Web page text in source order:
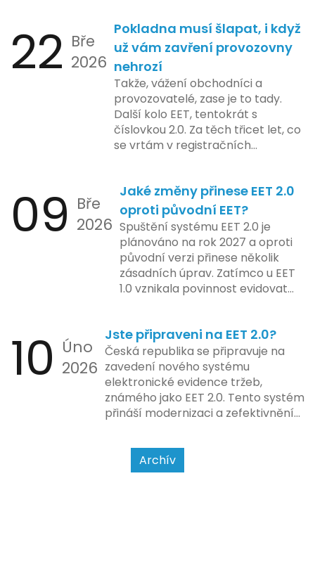
plánovaná na první pololetí
následujícího roku, je zaměřena
na školení a edukaci uživatelů,
včetně přípravy materiálů a
školení pro zaměstnavatele a
účetní firmy. V této fázi dojde
také k oficiálnímu spuštění
systému pro vybrané segmenty
podnikání. Třetí a konečná fáze
integraci systému EET 2.0 do
praxe, s povinností prodejců
zapojit se do nového systému,
včetně zvýšeného dohledu nad
dodržováním pravidel.
České republice. Povinnost uvést
telefonní číslo se týká všech
nově registrovaných domén, a
také může ovlivnit stávající
majitele domén při aktualizaci
jejich údajů.
22 Bře
2026
Pokladna musí šlapat, i když
už vám zavření provozovny
nehrozí
Takže, vážení obchodníci a
provozovatelé, zase je to tady.
Další kolo EET, tentokrát s
číslovkou 2.0. Za těch třicet let, co
se vrtám v registračních
pokladen, co se občas zasekly, až
po ty nejmodernější dotykové
systémy, co umí pomalu i kafe
uvařit. A jedno vím jistě: legislativa
se mění, ale základní pravidlo
zůstává – pokladna musí šlapat
jako hodinky. Jinak jsou problémy.
09 Bře
2026
Jaké změny přinese EET 2.0
oproti původní EET?
Spuštění systému EET 2.0 je
plánováno na rok 2027 a oproti
původní verzi přinese několik
zásadních úprav. Zatímco u EET
1.0 vznikala povinnost evidovat
bezhotovostní transakci – nově
se má tato povinnost odvíjet od
povahy podnikatelské činnosti a
způsobu interakce se
zákazníkem.
10 Úno
2026
Jste připraveni na EET 2.0?
Česká republika se připravuje na
zavedení nového systému
elektronické evidence tržeb,
známého jako EET 2.0. Tento systém
přináší modernizaci a zefektivnění
usnadnit život podnikatelům i
kontrolním orgánům. Podívejme se
na hlavní změny, které EET 2.0
Archív